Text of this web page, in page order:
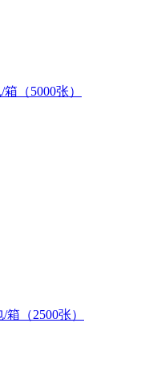
（5000张）
（2500张）